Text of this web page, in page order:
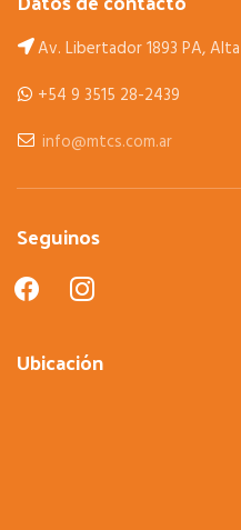
Av. Libertador 1893 PA,
+54 9 3515 28-2439
info@mtcs.com.ar
Seguinos
facebookinstagram
Ubicación